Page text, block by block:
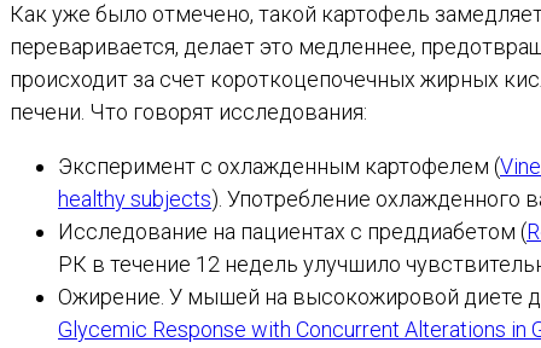
Как уже было отмечено, такой картофель
переваривается, делает это медленнее,
происходит за счет короткоцепочечных жирных
печени. Что говорят исследования:
Эксперимент с охлажденным картофелем (
healthy subjects). Употребление охлажденного
Исследование на пациентах с преддиабетом (
РК в течение 12 недель улучшило
Ожирение. У мышей на высокожировой диете
Glycemic Response with Concurrent Alterations in